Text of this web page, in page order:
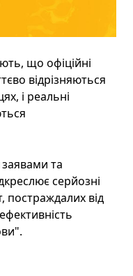
що офіційні
відрізняються
і реальні
та
серйозні
постраждалих від